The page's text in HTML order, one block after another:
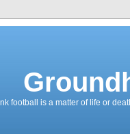
football is a matter of life or